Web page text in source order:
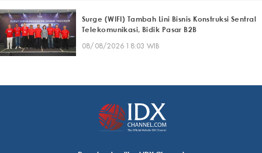
Surge (WIFI) Tambah Lini Bisnis Konstruksi Sentral
Telekomunikasi, Bidik Pasar B2B
08/08/2026 18:03 WIB